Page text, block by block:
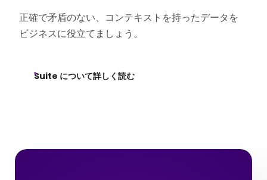
正確で矛盾のない、コンテキストを持ったデータを
ビジネスに役立てましょう。
Suite について詳しく読む